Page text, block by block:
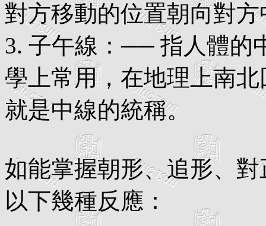
對方移動的位置朝向對
3. 子午線：── 指人體的
學上常用，在地理上南
就是中線的統稱。
如能掌握朝形、追形、
以下幾種反應：